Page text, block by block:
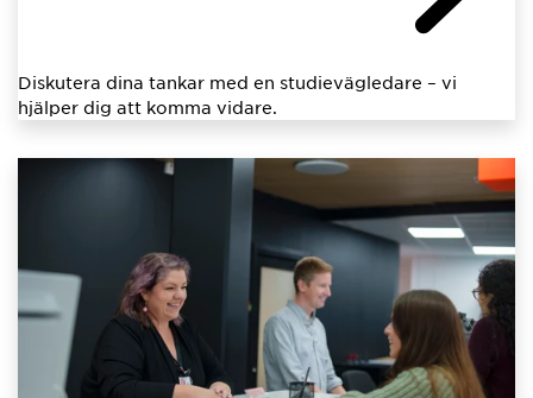
Diskutera dina tankar med en studievägledare – vi
hjälper dig att komma vidare.